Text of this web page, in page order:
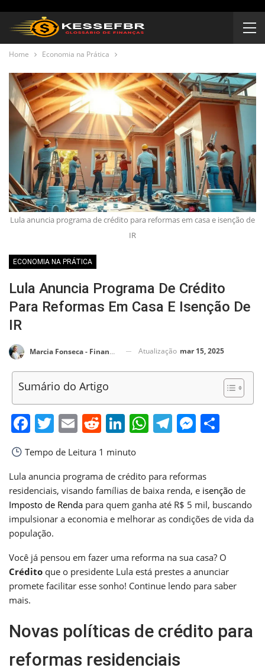
Home Economia na Prática
Lula anuncia programa de crédito para reformas em casa e isenção de
IR
ECONOMIA NA PRÁTICA
Lula Anuncia Programa De Crédito
Para Reformas Em Casa E Isenção De
IR
Marcia Fonseca - Financial Consultant Atualização mar 15, 2025
Sumário do Artigo
Facebook
Twitter
EmailReddit
LinkedIn
WhatsApp
Telegram
Tempo de Leitura 1 minuto
Lula anuncia programa de crédito para reformas
residenciais, visando famílias de baixa renda, e isenção de
Imposto de Renda para quem ganha até R$ 5 mil, buscando
impulsionar a economia e melhorar as condições de vida da
população.
Você já pensou em fazer uma reforma na sua casa? O
Crédito que o presidente Lula está prestes a anunciar
promete facilitar esse sonho! Continue lendo para saber
mais.
Novas políticas de crédito para
reformas residenciais